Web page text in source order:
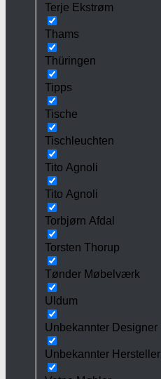
Terje Ekstrøm
Thams
Thüringen
Tipps
Tische
Tischleuchten
Tito Agnoli
Tito Agnoli
Torbjørn Afdal
Torsten Thorup
Tønder Møbelværk
Uldum
Unbekannter Designer
Unbekannter Hersteller